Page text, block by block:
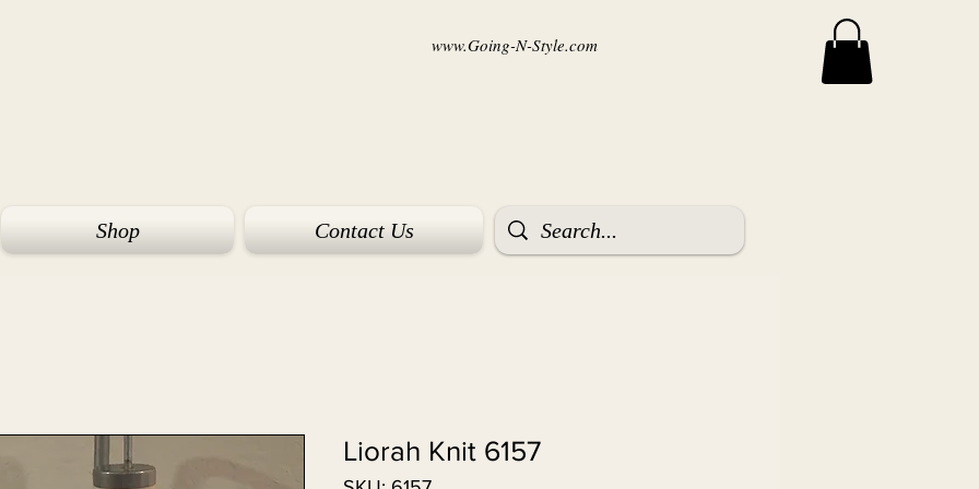
www.Going-N-Style.com
Shop Contact Us
Liorah Knit 6157